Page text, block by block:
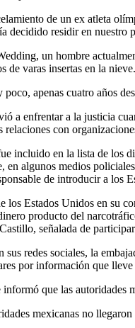
de un ex atleta
decidido residir en nuestro
un hombre
de varas insertas en la
apenas cuatro años
a enfrentar a la justicia
relaciones con
incluido en la lista de los
en algunos medios
de introducir a los
los Estados Unidos en su
producto del
señalada de
redes sociales, la
por información que lleve
que las autoridades
mexicanas no